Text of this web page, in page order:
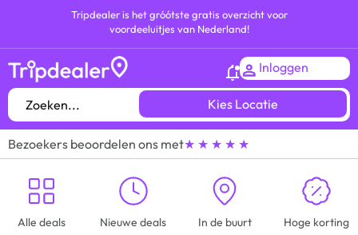
Tripdealer is het gróótste gratis overzicht voor
voordeeluitjes van Nederland!
Inloggen
Kies Locatie
Bezoekers beoordelen ons met★ ★ ★ ★ ★
Alle deals Nieuwe deals In de buurt Hoge korting